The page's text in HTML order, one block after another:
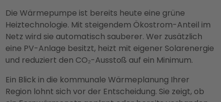
Die Wärmepumpe ist bereits heute eine grüne
Heiztechnologie. Mit steigendem Ökostrom-Anteil im
Netz wird sie automatisch sauberer. Wer zusätzlich
eine PV-Anlage besitzt, heizt mit eigener Solarenergie
und reduziert den CO₂-Ausstoß auf ein Minimum.
Ein Blick in die kommunale Wärmeplanung Ihrer
Region lohnt sich vor der Entscheidung. Sie zeigt, ob